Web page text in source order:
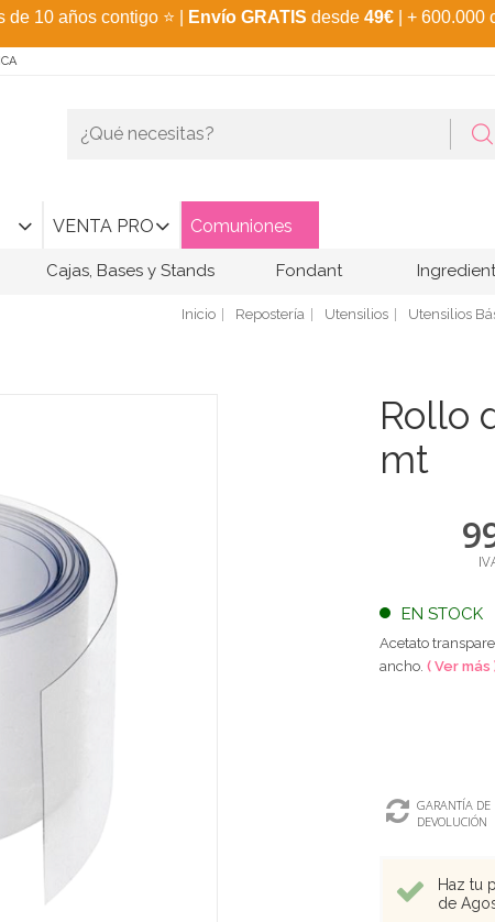
de 10 años contigo ⭐ Envío GRATIS desde 49€ | + 600.000
VENTA PRO Comuniones
Cajas, Bases y Stands Fondant
Inicio Repostería Utensilios Utensilios
Rollo
mt
EN STOCK
Acetato
ancho. ( Ver más
GARANTÍA DE
DEVOLUCIÓN
Haz tu
de